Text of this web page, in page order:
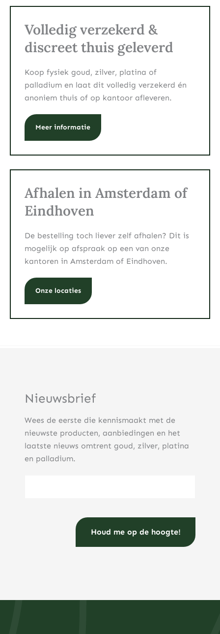
Volledig verzekerd &
discreet thuis geleverd
Koop fysiek goud, zilver, platina of
palladium en laat dit volledig verzekerd én
anoniem thuis of op kantoor afleveren.
Meer informatie
Afhalen in Amsterdam of
Eindhoven
De bestelling toch liever zelf afhalen? Dit is
mogelijk op afspraak op een van onze
kantoren in Amsterdam of Eindhoven.
Onze locaties
Nieuwsbrief
Wees de eerste die kennismaakt met de
nieuwste producten, aanbiedingen en het
laatste nieuws omtrent goud, zilver, platina
en palladium.